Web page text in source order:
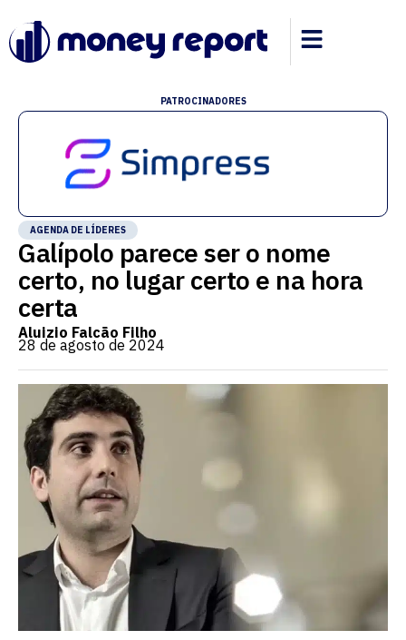
PATROCINADORES
AGENDA DE LÍDERES
Galípolo parece ser o nome
certo, no lugar certo e na hora
certa
Aluizio Falcão Filho
28 de agosto de 2024